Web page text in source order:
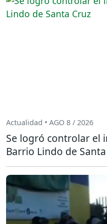
Actualidad • AGO 8 / 2026
Se logró controlar el
Barrio Lindo de